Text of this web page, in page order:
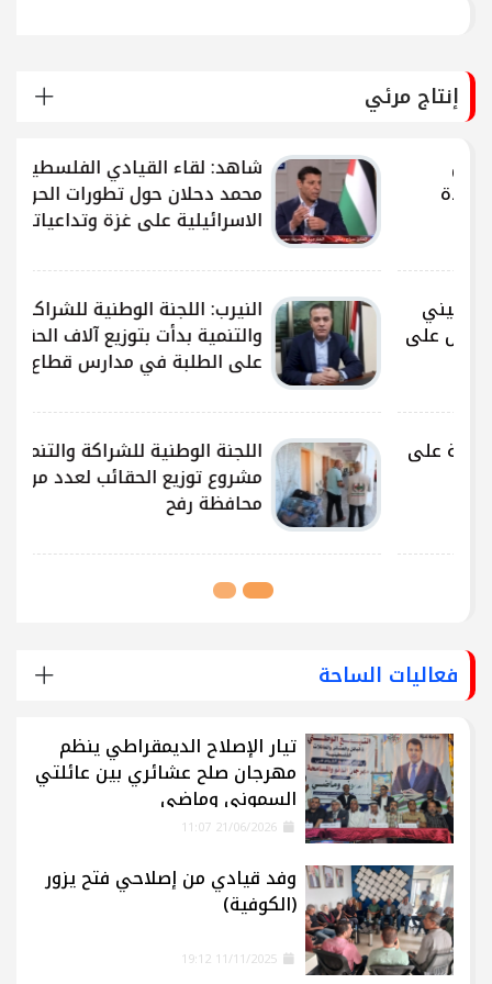
إنتاج مرئي
شاهد: لقاء القيادي الفلسطيني
محمد دحلان حول تطورات الحرب
الاسرائيلية على غزة وتداعياتها
النيرب: اللجنة الوطنية للشراكة
والتنمية بدأت بتوزيع آلاف الحقائب
على الطلبة في مدارس قطاع غزة
اللجنة الوطنية للشراكة والتنمية تُنفذ
مشروع توزيع الحقائب لعدد من مدارس
محافظة رفح
فعاليات الساحة
تيار الإصلاح الديمقراطي ينظم
مهرجان صلح عشائري بين عائلتي
السموني وماضي
وفد قيادي من إصلاحي فتح يزور
(الكوفية)